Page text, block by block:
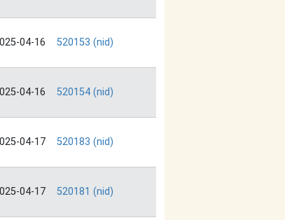
04-16 520153 (nid)
04-16 520154 (nid)
04-17 520183 (nid)
04-17 520181 (nid)